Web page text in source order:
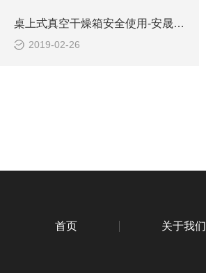
桌上式真空干燥箱安全使用-安晟美华
2019-02-26
首页 关于我们